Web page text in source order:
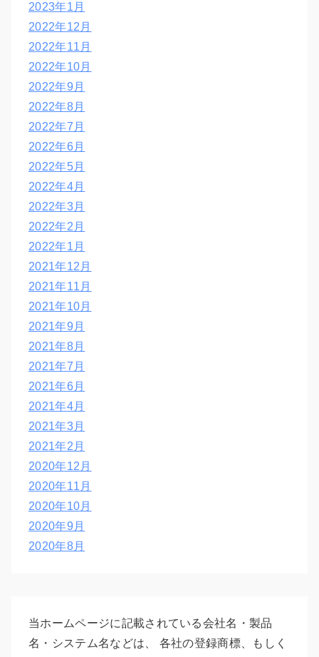
2023年1月
2022年12月
2022年11月
2022年10月
2022年9月
2022年8月
2022年7月
2022年6月
2022年5月
2022年4月
2022年3月
2022年2月
2022年1月
2021年12月
2021年11月
2021年10月
2021年9月
2021年8月
2021年7月
2021年6月
2021年4月
2021年3月
2021年2月
2020年12月
2020年11月
2020年10月
2020年9月
2020年8月
当ホームページに記載されている会社名・製品
名・システム名などは、 各社の登録商標、もしく